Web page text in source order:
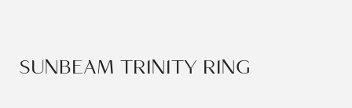
SUNBEAM TRINITY RING